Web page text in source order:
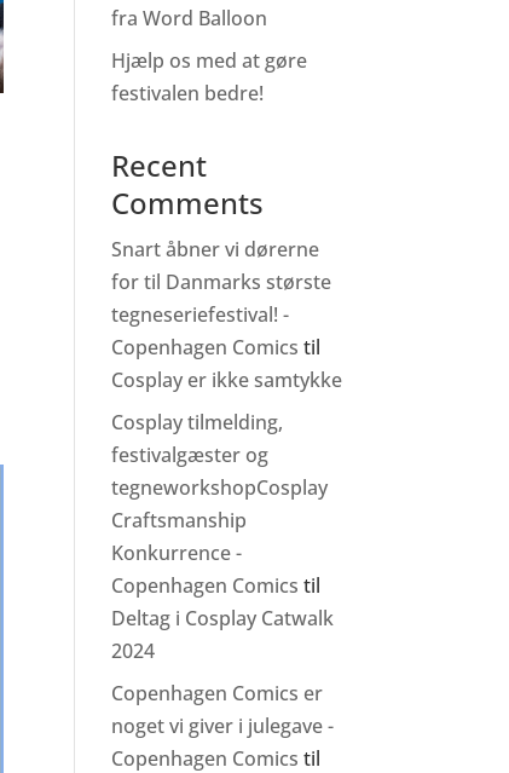
fra Word Balloon
Hjælp os med at gøre
festivalen bedre!
Recent
Comments
Snart åbner vi dørerne
for til Danmarks største
tegneseriefestival! -
Copenhagen Comics til
Cosplay er ikke samtykke
Cosplay tilmelding,
festivalgæster og
tegneworkshopCosplay
Craftsmanship
Konkurrence -
Copenhagen Comics til
Deltag i Cosplay Catwalk
2024
Copenhagen Comics er
noget vi giver i julegave -
Copenhagen Comics til